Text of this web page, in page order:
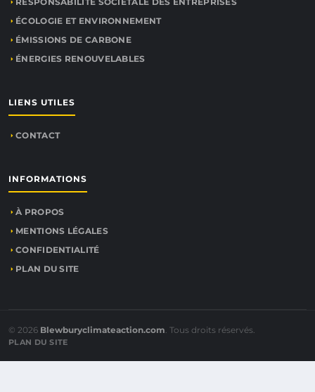
ÉCOLOGIE ET ENVIRONNEMENT
ÉMISSIONS DE CARBONE
ÉNERGIES RENOUVELABLES
LIENS UTILES
CONTACT
INFORMATIONS
À PROPOS
MENTIONS LÉGALES
CONFIDENTIALITÉ
PLAN DU SITE
© 2026 Blewburyclimateaction.com. Tous droits réservés.
PLAN DU SITE